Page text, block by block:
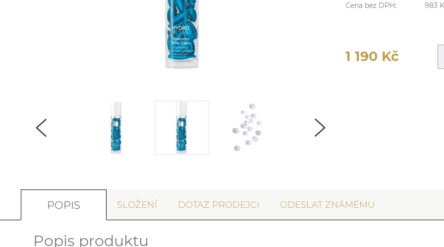
Cena bez DPH:
983
1 190 Kč
POPIS SLOŽENÍ DOTAZ PRODEJCI ODESLAT ZNÁMÉMU
Popis produktu